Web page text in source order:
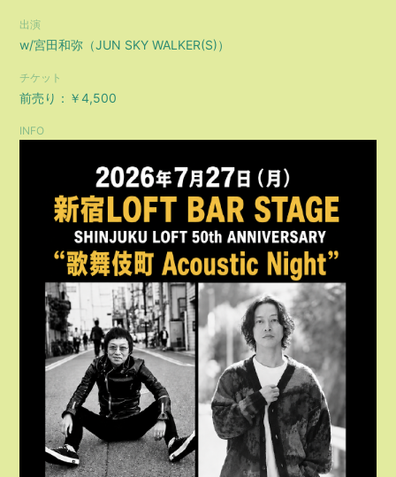
出演
w/宮田和弥（JUN SKY WALKER(S)）
チケット
前売り：￥4,500
INFO